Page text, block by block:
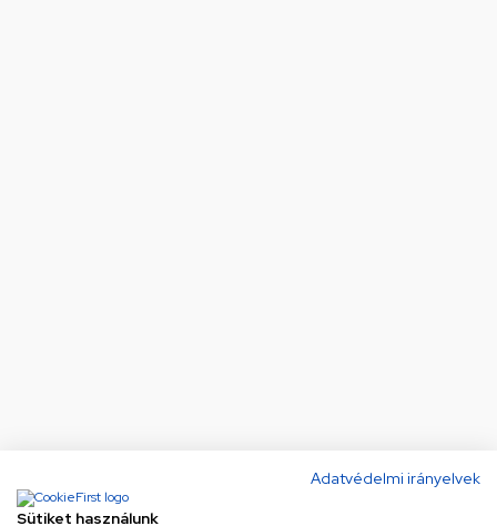
Adatvédelmi irányelvek
Sütiket használunk